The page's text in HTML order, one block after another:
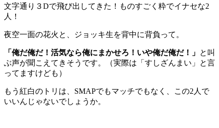
文字通り３Dで飛び出してきた！ものすごく粋でイナセな2
人！
夜空一面の花火と、ジョッキ生を背中に背負って。
「俺だ俺だ！活気なら俺にまかせろ！いや俺だ俺だ！」 と叫
ぶ声が聞こえてきそうです。（実際は「すしざんまい」と言
ってますけども）
もう紅白のトリは、SMAPでもマッチでもなく、この2人で
いいんじゃないでしょうか。